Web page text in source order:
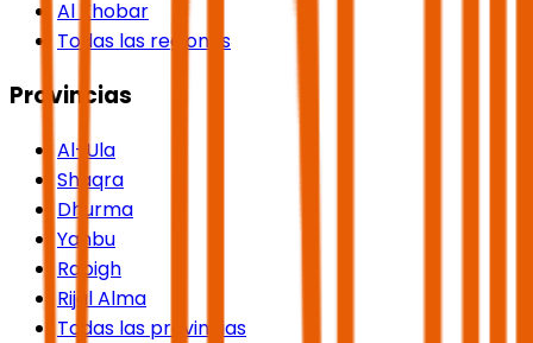
Al Khobar
Todas las regiones
Provincias
Al-Ula
Shaqra
Dhurma
Yanbu
Rabigh
Rijal Alma
Todas las provincias